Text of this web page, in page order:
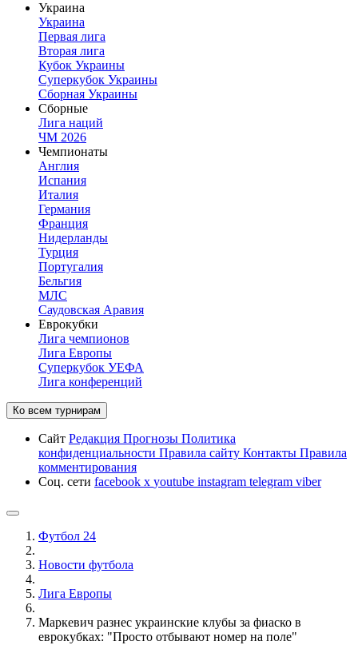
Украина
Украина
Первая лига
Вторая лига
Кубок Украины
Суперкубок Украины
Сборная Украины
Сборные
Лига наций
ЧМ 2026
Чемпионаты
Англия
Испания
Италия
Германия
Франция
Нидерланды
Турция
Португалия
Бельгия
МЛС
Саудовская Аравия
Еврокубки
Лига чемпионов
Лига Европы
Суперкубок УЕФА
Лига конференций
Ко всем турнирам
Сайт Редакция Прогнозы Политика
конфиденциальности Правила сайту Контакты Правила
комментирования
Соц. сети facebook x youtube instagram telegram viber
Футбол 24
Новости футбола
Лига Европы
Маркевич разнес украинские клубы за фиаско в
еврокубках: "Просто отбывают номер на поле"